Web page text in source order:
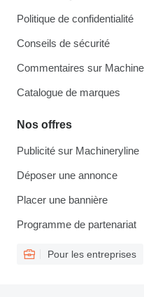
Politique de confidentialité
Conseils de sécurité
Commentaires sur
Catalogue de marques
Nos offres
Publicité sur Machineryline
Déposer une annonce
Placer une bannière
Programme de partenariat
Pour les entreprises